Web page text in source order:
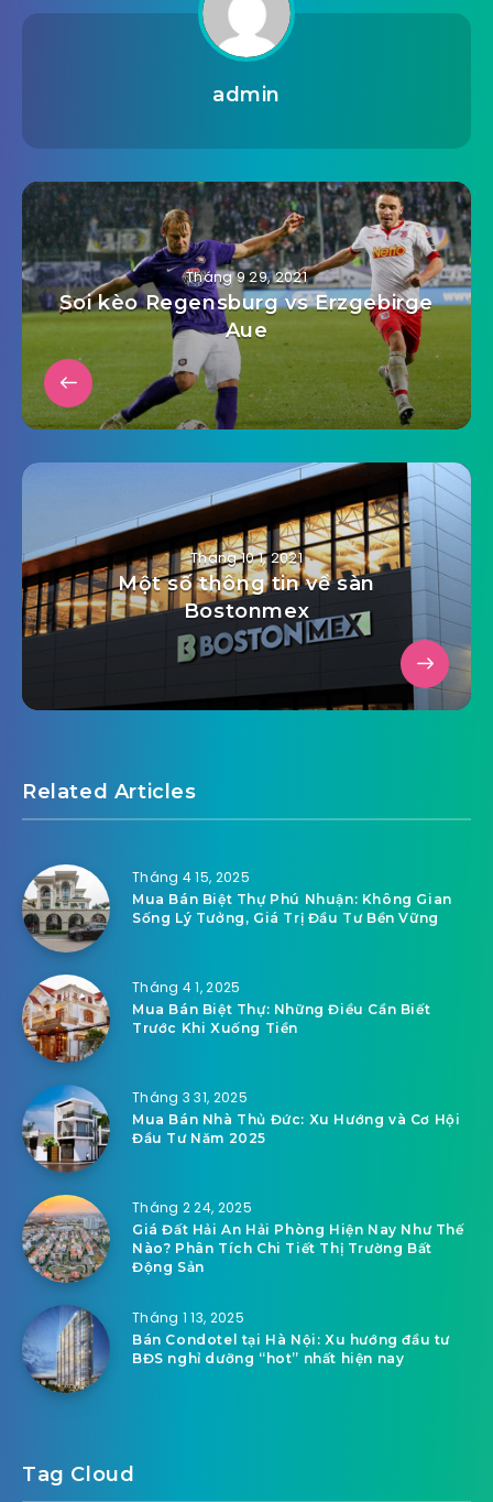
admin
Tháng 9 29, 2021
Soi kèo Regensburg vs Erzgebirge
Aue
Tháng 10 1, 2021
Một số thông tin về sàn
Related Articles
Tháng 4 15, 2025
Mua Bán Biệt Thự Phú Nhuận: Không Gian
Tháng 4 1, 2025
Mua Bán Biệt Thự: Những Điều Cần Biết
Trước Khi Xuống Tiền
Tháng 3 31, 2025
Mua Bán Nhà Thủ Đức: Xu Hướng và Cơ Hội
Giá Đất Hải An Hải Phòng Hiện Nay Như Thế
Nào? Phân Tích Chi Tiết Thị Trường Bất